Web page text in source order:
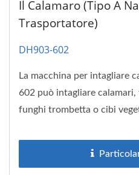
Il Calamaro (tipo A
Trasportatore)
DH903-602
La macchina per intagliare
602 può intagliare
funghi trombetta o cibi